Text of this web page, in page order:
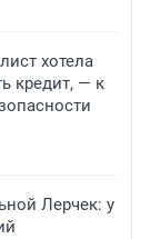
хотела
кредит, — к
Лерчек: у